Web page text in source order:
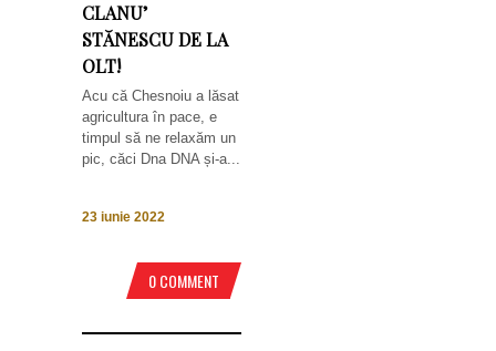
CLANU’
STĂNESCU DE LA
OLT!
Acu că Chesnoiu a lăsat
agricultura în pace, e
timpul să ne relaxăm un
pic, căci Dna DNA și-a...
23 iunie 2022
0 COMMENT